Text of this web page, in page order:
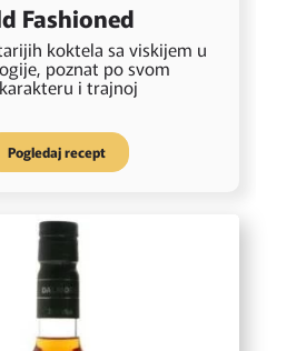
Fashioned
koktela sa viskijem u
poznat po svom
i trajnoj
Pogledaj recept